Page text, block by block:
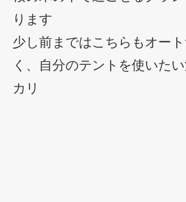
ります
少し前まではこちらもオー
く、自分のテントを使いた
カリ